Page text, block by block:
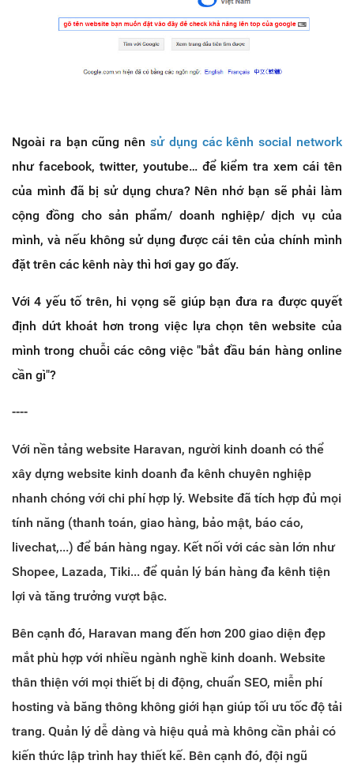
Ngoài ra bạn cũng nên sử dụng các kênh social network
như facebook, twitter, youtube… để kiểm tra xem cái tên
của mình đã bị sử dụng chưa? Nên nhớ bạn sẽ phải làm
cộng đồng cho sản phẩm/ doanh nghiệp/ dịch vụ của
mình, và nếu không sử dụng được cái tên của chính mình
đặt trên các kênh này thì hơi gay go đấy.
Với 4 yếu tố trên, hi vọng sẽ giúp bạn đưa ra được quyết
định dứt khoát hơn trong việc lựa chọn tên website của
mình trong chuỗi các công việc "bắt đầu bán hàng online
cần gì"?
----
Với nền tảng website Haravan, người kinh doanh có thể
xây dựng website kinh doanh đa kênh chuyên nghiệp
nhanh chóng với chi phí hợp lý. Website đã tích hợp đủ mọi
tính năng (thanh toán, giao hàng, bảo mật, báo cáo,
livechat,...) để bán hàng ngay. Kết nối với các sàn lớn như
Shopee, Lazada, Tiki... để quản lý bán hàng đa kênh tiện
lợi và tăng trưởng vượt bậc.
Bên cạnh đó, Haravan mang đến hơn 200 giao diện đẹp
mắt phù hợp với nhiều ngành nghề kinh doanh. Website
thân thiện với mọi thiết bị di động, chuẩn SEO, miễn phí
hosting và băng thông không giới hạn giúp tối ưu tốc độ tải
trang. Quản lý dễ dàng và hiệu quả mà không cần phải có
kiến thức lập trình hay thiết kế. Bên cạnh đó, đội ngũ